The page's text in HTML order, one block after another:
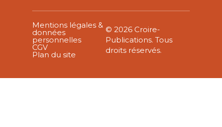
Mentions légales &
données
personnelles
CGV
Plan du site
© 2026 Croire-
Publications. Tous
droits réservés.